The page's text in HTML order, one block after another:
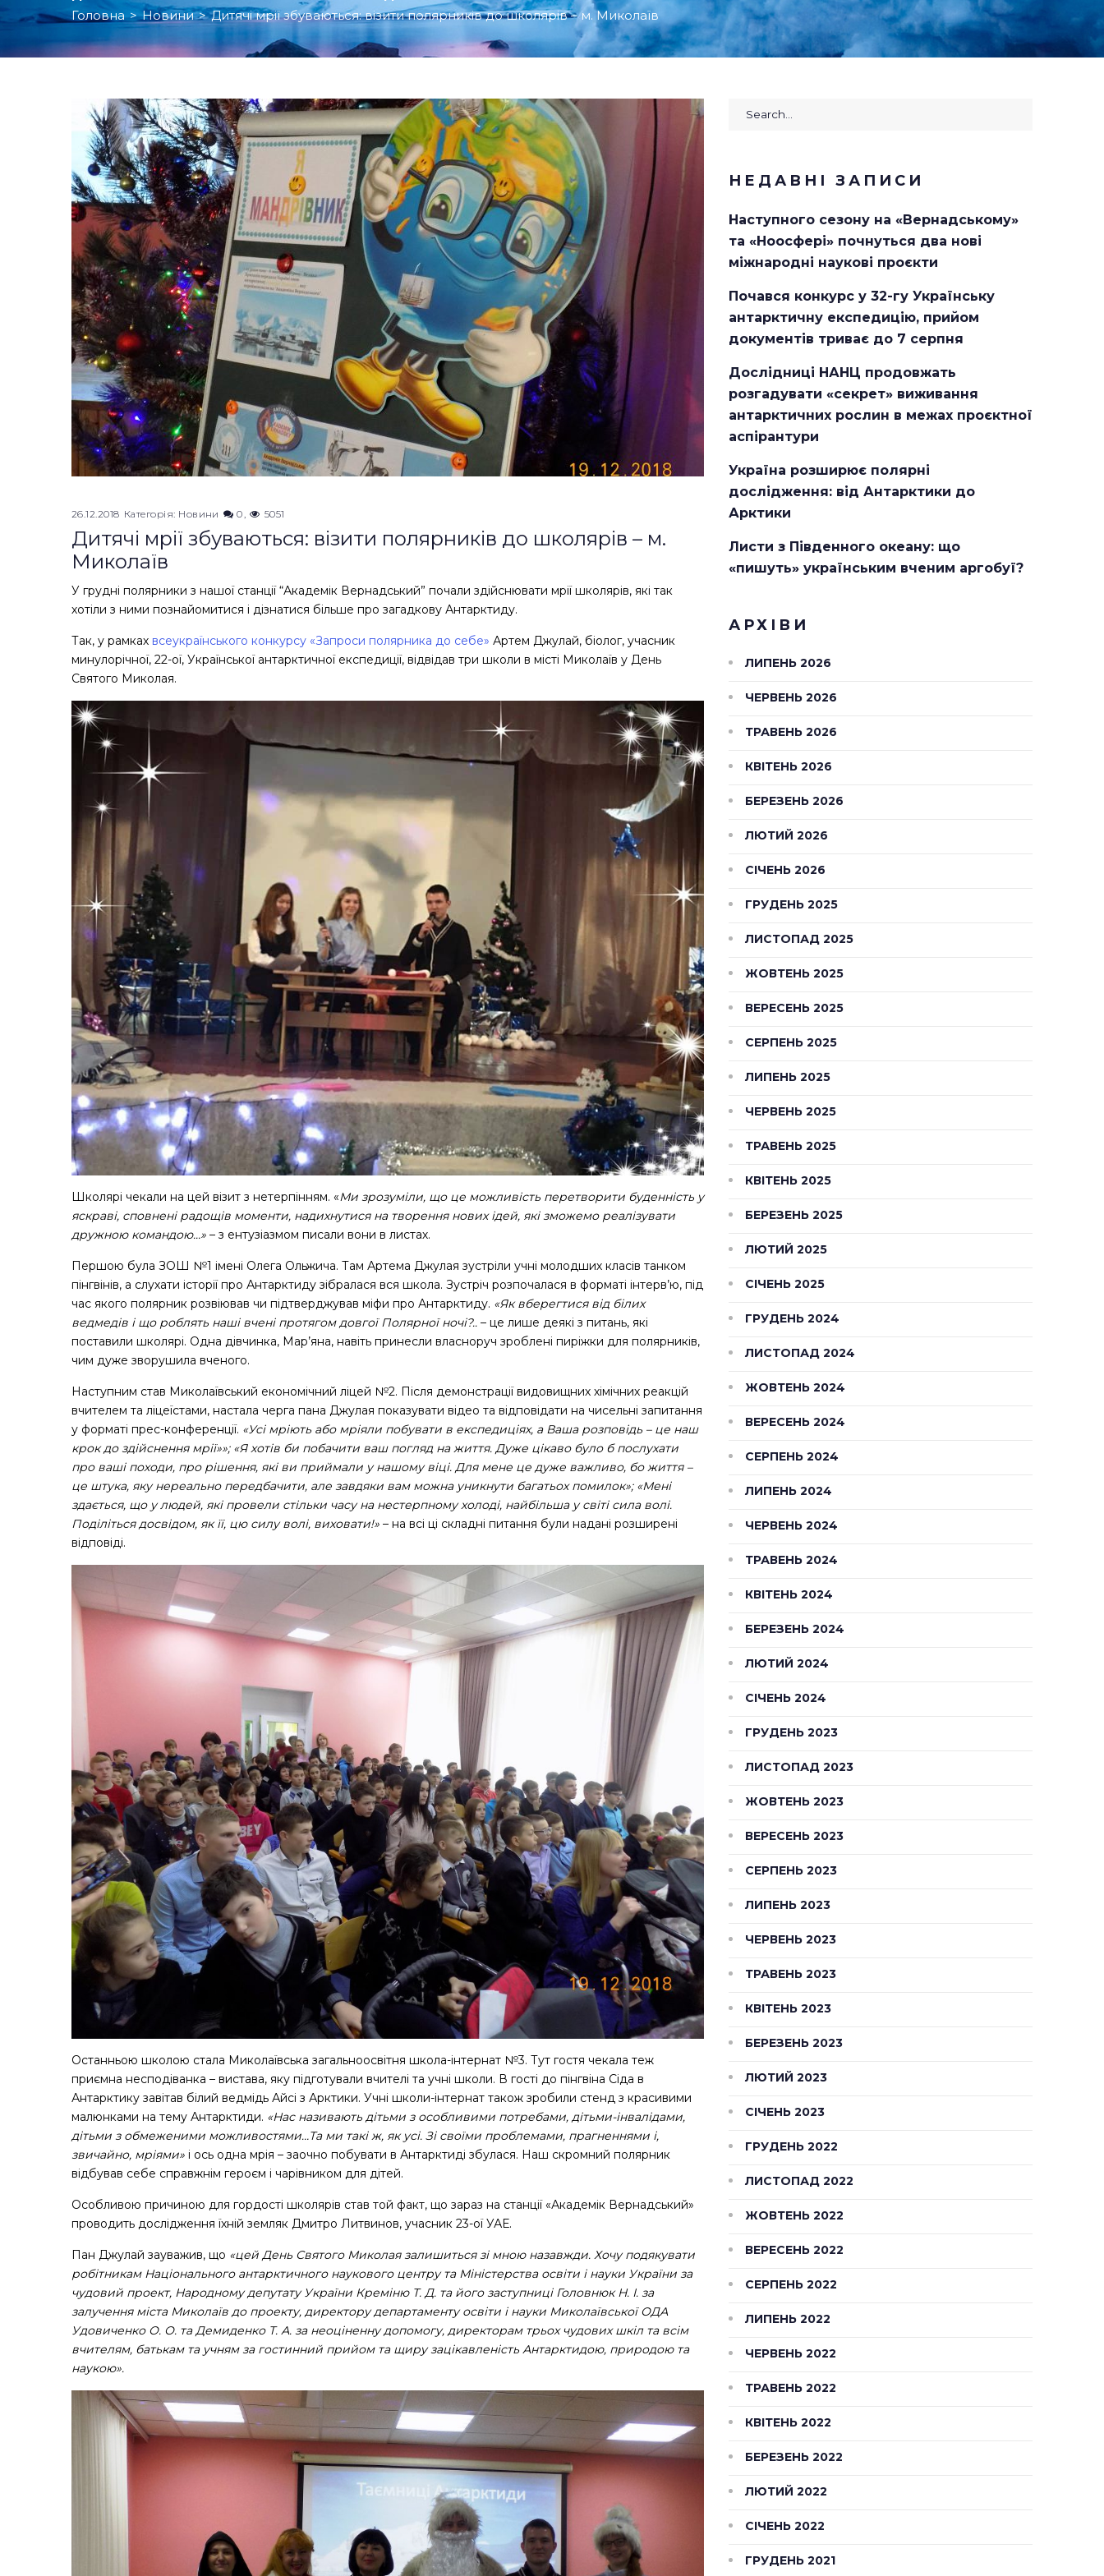
Головна > Новини > Дитячі мрії збуваються: візити полярників до школярів – м. Миколаїв
26.12.2018 Категорія: Новини 0 5051
Дитячі мрії збуваються: візити полярників до школярів – м.
Миколаїв
У грудні полярники з нашої станції “Академік Вернадський” почали здійснювати мрії школярів, які так
хотіли з ними познайомитися і дізнатися більше про загадкову Антарктиду.
Так, у рамках всеукраїнського конкурсу «Запроси полярника до себе» Артем Джулай, біолог, учасник
минулорічної, 22-ої, Української антарктичної експедиції, відвідав три школи в місті Миколаїв у День
Святого Миколая.
Школярі чекали на цей візит з нетерпінням. «Ми зрозуміли, що це можливість перетворити буденність у
яскраві, сповнені радощів моменти, надихнутися на творення нових ідей, які зможемо реалізувати
дружною командою…» – з ентузіазмом писали вони в листах.
Першою була ЗОШ №1 імені Олега Ольжича. Там Артема Джулая зустріли учні молодших класів танком
пінгвінів, а слухати історії про Антарктиду зібралася вся школа. Зустріч розпочалася в форматі інтерв’ю, під
час якого полярник розвіював чи підтверджував міфи про Антарктиду. «Як вберегтися від білих
ведмедів і що роблять наші вчені протягом довгої Полярної ночі?.. – це лише деякі з питань, які
поставили школярі. Одна дівчинка, Мар’яна, навіть принесли власноруч зроблені пиріжки для полярників,
чим дуже зворушила вченого.
Наступним став Миколаївський економічний ліцей №2. Після демонстрації видовищних хімічних реакцій
вчителем та ліцеїстами, настала черга пана Джулая показувати відео та відповідати на чисельні запитання
у форматі прес-конференції. «Усі мріють або мріяли побувати в експедиціях, а Ваша розповідь – це наш
крок до здійснення мрії»»; «Я хотів би побачити ваш погляд на життя. Дуже цікаво було б послухати
про ваші походи, про рішення, які ви приймали у нашому віці. Для мене це дуже важливо, бо життя –
це штука, яку нереально передбачити, але завдяки вам можна уникнути багатьох помилок»; «Мені
здається, що у людей, які провели стільки часу на нестерпному холоді, найбільша у світі сила волі.
Поділіться досвідом, як її, цю силу волі, виховати!» – на всі ці складні питання були надані розширені
відповіді.
Останньою школою стала Миколаївська загальноосвітня школа-інтернат №3. Тут гостя чекала теж
приємна несподіванка – вистава, яку підготували вчителі та учні школи. В гості до пінгвіна Сіда в
Антарктику завітав білий ведмідь Айсі з Арктики. Учні школи-інтернат також зробили стенд з красивими
малюнками на тему Антарктиди. «Нас називають дітьми з особливими потребами, дітьми-інвалідами,
дітьми з обмеженими можливостями…Та ми такі ж, як усі. Зі своїми проблемами, прагненнями і,
звичайно, мріями» і ось одна мрія – заочно побувати в Антарктиді збулася. Наш скромний полярник
відбував себе справжнім героєм і чарівником для дітей.
Особливою причиною для гордості школярів став той факт, що зараз на станції «Академік Вернадський»
проводить дослідження їхній земляк Дмитро Литвинов, учасник 23-ої УАЕ.
Пан Джулай зауважив, що «цей День Святого Миколая залишиться зі мною назавжди. Хочу подякувати
робітникам Національного антарктичного наукового центру та Міністерства освіти і науки України за
чудовий проект, Народному депутату України Креміню Т. Д. та його заступниці Головнюк Н. І. за
залучення міста Миколаїв до проекту, директору департаменту освіти і науки Миколаївської ОДА
Удовиченко О. О. та Демиденко Т. А. за неоціненну допомогу, директорам трьох чудових шкіл та всім
вчителям, батькам та учням за гостинний прийом та щиру зацікавленість Антарктидою, природою та
наукою».
Search
НЕДАВНІ ЗАПИСИ
Наступного сезону на «Вернадському»
та «Ноосфері» почнуться два нові
міжнародні наукові проєкти
Почався конкурс у 32-гу Українську
антарктичну експедицію, прийом
документів триває до 7 серпня
Дослідниці НАНЦ продовжать
розгадувати «секрет» виживання
антарктичних рослин в межах проєктної
аспірантури
Україна розширює полярні
дослідження: від Антарктики до
Арктики
Листи з Південного океану: що
«пишуть» українським вченим аргобуї?
АРХІВИ
ЛИПЕНЬ 2026
ЧЕРВЕНЬ 2026
ТРАВЕНЬ 2026
КВІТЕНЬ 2026
БЕРЕЗЕНЬ 2026
ЛЮТИЙ 2026
СІЧЕНЬ 2026
ГРУДЕНЬ 2025
ЛИСТОПАД 2025
ЖОВТЕНЬ 2025
ВЕРЕСЕНЬ 2025
СЕРПЕНЬ 2025
ЛИПЕНЬ 2025
ЧЕРВЕНЬ 2025
ТРАВЕНЬ 2025
КВІТЕНЬ 2025
БЕРЕЗЕНЬ 2025
ЛЮТИЙ 2025
СІЧЕНЬ 2025
ГРУДЕНЬ 2024
ЛИСТОПАД 2024
ЖОВТЕНЬ 2024
ВЕРЕСЕНЬ 2024
СЕРПЕНЬ 2024
ЛИПЕНЬ 2024
ЧЕРВЕНЬ 2024
ТРАВЕНЬ 2024
КВІТЕНЬ 2024
БЕРЕЗЕНЬ 2024
ЛЮТИЙ 2024
СІЧЕНЬ 2024
ГРУДЕНЬ 2023
ЛИСТОПАД 2023
ЖОВТЕНЬ 2023
ВЕРЕСЕНЬ 2023
СЕРПЕНЬ 2023
ЛИПЕНЬ 2023
ЧЕРВЕНЬ 2023
ТРАВЕНЬ 2023
КВІТЕНЬ 2023
БЕРЕЗЕНЬ 2023
ЛЮТИЙ 2023
СІЧЕНЬ 2023
ГРУДЕНЬ 2022
ЛИСТОПАД 2022
ЖОВТЕНЬ 2022
ВЕРЕСЕНЬ 2022
СЕРПЕНЬ 2022
ЛИПЕНЬ 2022
ЧЕРВЕНЬ 2022
ТРАВЕНЬ 2022
КВІТЕНЬ 2022
БЕРЕЗЕНЬ 2022
ЛЮТИЙ 2022
СІЧЕНЬ 2022
ГРУДЕНЬ 2021